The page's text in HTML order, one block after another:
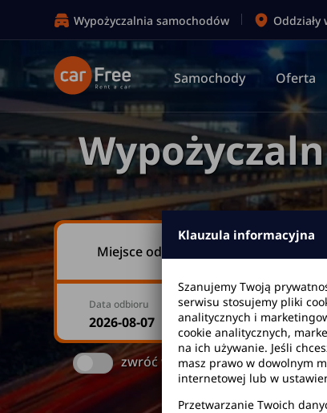
Miejsce odbioru
Data odbioru Godzina
zwróć w innym miejscu
Wypożyczalnia samochodów Oddziały
Samochody Oferta
Klauzula informacyjna
Szanujemy Twoją
serwisu stosujemy pliki
analitycznych i
cookie analitycznych,
na ich używanie. Jeśli
masz prawo w dowolnym
internetowej lub w
Przetwarzanie Twoich